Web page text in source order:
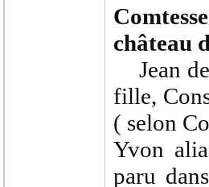
château
Jean
fille,
( selon
Yvon
paru